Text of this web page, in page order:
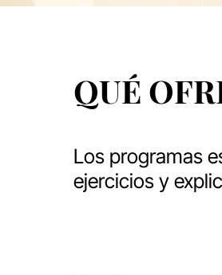
QUÉ
Los programas
ejercicios y